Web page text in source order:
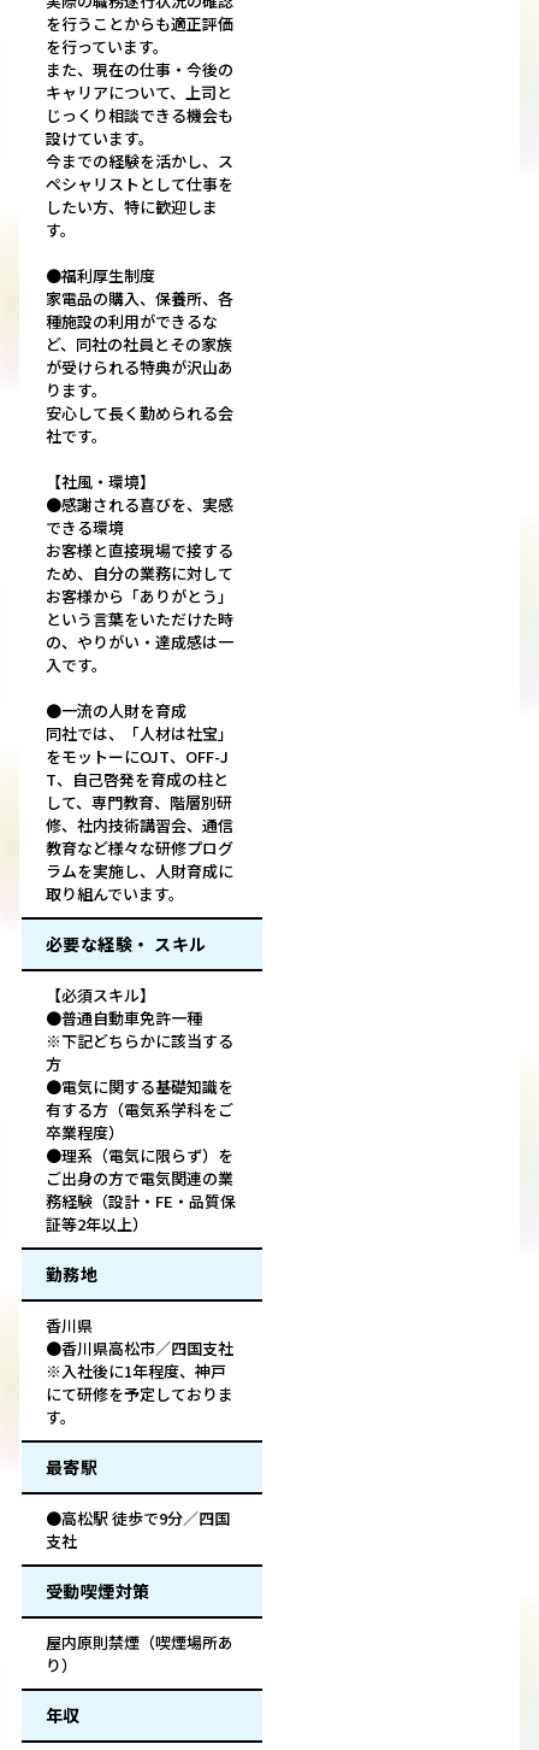
を行うことからも適正評価
を行っています。
また、現在の仕事・今後の
キャリアについて、上司と
じっくり相談できる機会も
設けています。
今までの経験を活かし、ス
ペシャリストとして仕事を
したい方、特に歓迎しま
す。
●福利厚生制度
家電品の購入、保養所、各
種施設の利用ができるな
ど、同社の社員とその家族
が受けられる特典が沢山あ
ります。
安心して長く勤められる会
社です。
【社風・環境】
●感謝される喜びを、実感
できる環境
お客様と直接現場で接する
ため、自分の業務に対して
お客様から「ありがとう」
という言葉をいただけた時
の、やりがい・達成感は一
入です。
●一流の人財を育成
同社では、「人材は社宝」
をモットーにOJT、OFF-J
T、自己啓発を育成の柱と
して、専門教育、階層別研
修、社内技術講習会、通信
教育など様々な研修プログ
ラムを実施し、人財育成に
取り組んでいます。
必要な経験・ スキル
【必須スキル】
●普通自動車免許一種
※下記どちらかに該当する
方
●電気に関する基礎知識を
有する方（電気系学科をご
卒業程度）
●理系（電気に限らず）を
ご出身の方で電気関連の業
務経験（設計・FE・品質保
証等2年以上）
勤務地
香川県
●香川県高松市／四国支社
※入社後に1年程度、神戸
にて研修を予定しておりま
す。
最寄駅
●高松駅 徒歩で9分／四国
支社
受動喫煙対策
屋内原則禁煙（喫煙場所あ
り）
年収